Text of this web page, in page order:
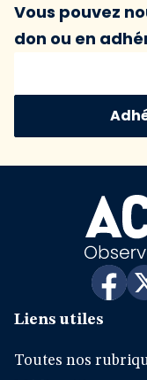
Vous pouvez
don ou en
Liens utiles
Toutes nos